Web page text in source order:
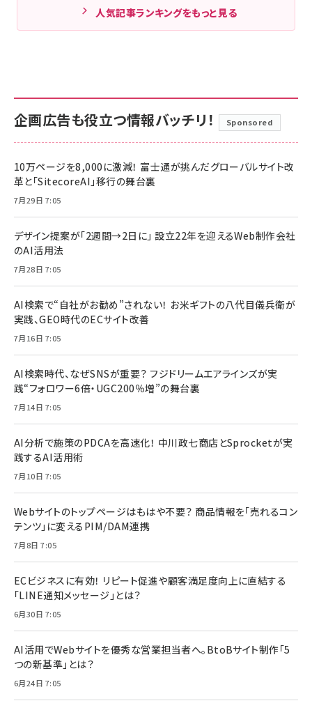
人気記事ランキングをもっと見る
企画広告も役立つ情報バッチリ！ Sponsored
10万ページを8,000に激減！ 富士通が挑んだグローバルサイト改
革と「SitecoreAI」移行の舞台裏
7月29日 7:05
デザイン提案が「2週間→2日に」 設立22年を迎えるWeb制作会社
のAI活用法
7月28日 7:05
AI検索で“自社がお勧め”されない！ お米ギフトの八代目儀兵衛が
実践、GEO時代のECサイト改善
7月16日 7:05
AI検索時代、なぜSNSが重要？ フジドリームエアラインズが実
践“フォロワー6倍・UGC200％増”の舞台裏
7月14日 7:05
AI分析で施策のPDCAを高速化！ 中川政七商店とSprocketが実
践するAI活用術
7月10日 7:05
Webサイトのトップページはもはや不要？ 商品情報を「売れるコン
テンツ」に変えるPIM/DAM連携
7月8日 7:05
ECビジネスに有効！ リピート促進や顧客満足度向上に直結する
「LINE通知メッセージ」とは？
6月30日 7:05
AI活用でWebサイトを優秀な営業担当者へ。BtoBサイト制作「5
つの新基準」とは？
6月24日 7:05